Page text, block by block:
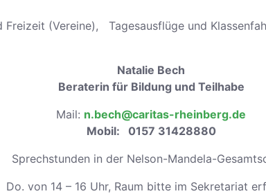
(Vereine), Tagesausflüge und
Natalie Bech
Beraterin für Bildung und Teilhabe
Mail: n.bech@caritas-rheinberg.de
Mobil: 0157 31428880
Sprechstunden in der Nelson-Mandela-
Do. von 14 – 16 Uhr, Raum bitte im Sekretariat